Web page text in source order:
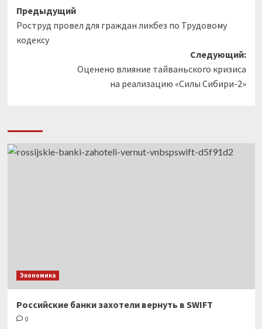
Навигация
записи
Предыдущий
Роструд провел для граждан ликбез по Трудовому
кодексу
Следующий:
Оценено влияние тайваньского кризиса
на реализацию «Силы Сибири-2»
Экономика
Российские банки захотели вернуть в SWIFT
0